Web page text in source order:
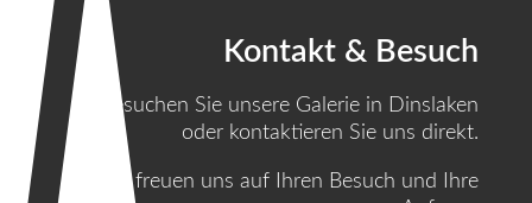
Kontakt & Besuch
Besuchen Sie unsere Galerie in Dinslaken
oder kontaktieren Sie uns direkt.
Wir freuen uns auf Ihren Besuch und Ihre